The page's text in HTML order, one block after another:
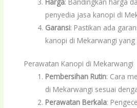
penyedia jasa kanopi di
Garansi: Pastikan ada
kanopi di Mekarwangi yang
Perawatan Kanopi di Mekarwangi
Pembersihan Rutin: Cara
di Mekarwangi sesuai
Perawatan Berkala: